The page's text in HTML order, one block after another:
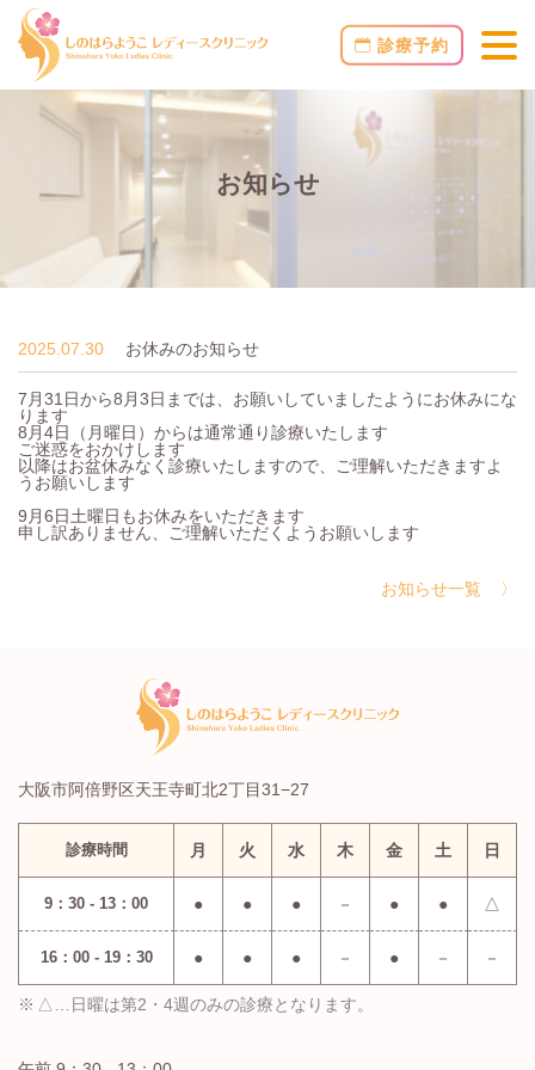
診療予約
お知らせ
2025.07.30 お休みのお知らせ
7月31日から8月3日までは、お願いしていましたようにお休みにな
ります
8月4日（月曜日）からは通常通り診療いたします
ご迷惑をおかけします
以降はお盆休みなく診療いたしますので、ご理解いただきますよ
うお願いします
9月6日土曜日もお休みをいただきます
申し訳ありません、ご理解いただくようお願いします
お知らせ一覧
大阪市阿倍野区天王寺町北2丁目31−27
診療時間 月 火 水 木 金 土 日
9：30 - 13：00 ● ● ● － ● ● △
16：00 - 19：30 ● ● ● － ● － －
△…日曜は第2・4週のみの診療となります。